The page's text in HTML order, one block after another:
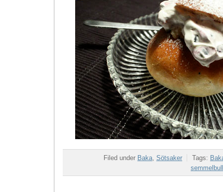
Filed under Baka, Sötsaker Tags: